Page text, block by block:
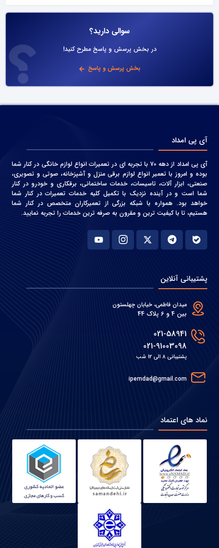
سوالی دارید؟
در بخش پرسش و پاسخ مطرح کنید!
بخش پرسش و پاسخ
آی پی امداد
آی پی امداد از دهه 70 با تجربه ای در تعمیرات انواع لوازم خانگی در کنار شما
بوده و امروز با تعمیر انواع لوازم برقی منزل و آشپزخانه، صوتی و‌ تصویری،
صنعتی، ابزار آلات، تاسیسات، خدمات ساختمانی، برقکاری و خودرو در کنار
شما است و در آینده نزدیک با تکمیل کلیه خدمات تعمیرات در کنار شما
خواهد بود. همواره با شبکه بزرگی از تعمیرکاران متخصص در کنار شما
هستیم، تا با کیفیت ترین و مقرون به صرفه ترین خدمات را تجربه نمایید.
پشتیبانی آنلاین
میدان فاطمی، خیابان چهلستون
بین 4 و 6 پلاک 44
021-58941
021-91003098
پشتیبانی 8 الی 12 شب
ipemdad@gmail.com
نماد های اعتماد